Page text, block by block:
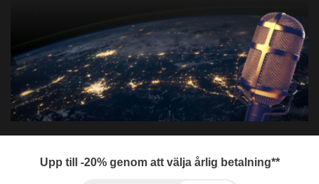
Upp till -20% genom att välja årlig betalning**